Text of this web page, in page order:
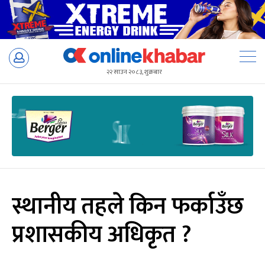
Skip
२२ साउन २०८३, शुक्रबार
स्थानीय तहले किन फर्काउँछ
प्रशासकीय अधिकृत ?